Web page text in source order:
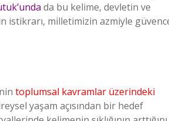
da bu kelime, devletin ve
istikrarı, milletimizin azmiyle
toplumsal kavramlar üzerindeki
yaşam açısından bir hedef